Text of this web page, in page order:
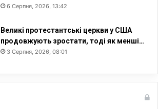
6 Серпня, 2026, 13:42
Великі протестантські церкви у США
продовжують зростати, тоді як менші…
3 Серпня, 2026, 08:01